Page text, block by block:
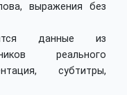
выражения без
данные из
реального
субтитры,